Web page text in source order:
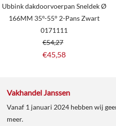
Ubbink dakdoorvoerpan Sneldek Ø
166MM 35°-55° 2-Pans Zwart
0171111
€54,27
€45,58
Vakhandel Janssen
Vanaf 1 januari 2024 hebben wij
meer.